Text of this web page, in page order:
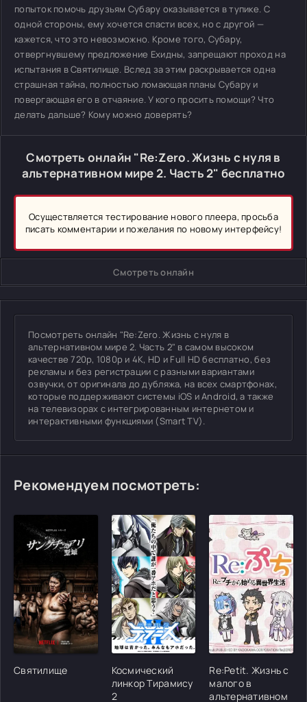
попыток помочь друзьям Субару оказывается в тупике. С
одной стороны, ему хочется спасти всех, но с другой —
кажется, что это невозможно. Кроме того, Субару,
отвергнувшему предложение Ехидны, запрещают проход на
испытания в Святилище. Вслед за этим раскрывается одна
страшная тайна, полностью ломающая планы Субару и
повергающая его в отчаяние. У кого просить помощи? Что
делать дальше? Кому можно доверять?
Смотреть онлайн "Re:Zero. Жизнь с нуля в
альтернативном мире 2. Часть 2" бесплатно
Осуществляется тестирование нового плеера, просьба
писать комментарии и пожелания по новому интерфейсу!
Смотреть онлайн
Посмотреть онлайн "Re:Zero. Жизнь с нуля в
альтернативном мире 2. Часть 2" в самом высоком
качестве 720p, 1080p и 4K, HD и Full HD бесплатно, без
рекламы и без регистрации с разными вариантами
озвучки, от оригинала до дубляжа, на всех смартфонах,
которые поддерживают системы iOS и Android, а также
на телевизорах с интегрированным интернетом и
интерактивными функциями (Smart TV).
Рекомендуем посмотреть:
[/xfgiven_cvh_poster_urlcvh_poster_url]
Святилище
[/xfgiven_cvh_poster_urlcvh_poster_url]
Космический
линкор Тирамису
2
[/
Re:Petit. Жизнь с
малого в
альтернативном